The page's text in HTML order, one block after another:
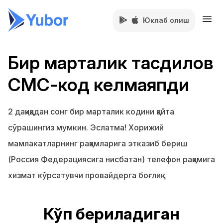
Юклаб олиш
Бир марталик тасдиқлов
СМС-код келмаяпди
2 дақиқадан сонг бир марталик кодини қайта
сўрашингиз мумкин. Эслатма! Хорижий
мамлакатларнинг рақамларига этказиб бериш
(Россия Федерациясига нисбатан) телефон рақамига
хизмат кўрсатувчи провайдерга боғлиқ
Кўп бериладиган